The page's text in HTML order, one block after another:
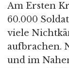
Am Ersten
60.000
viele
aufbrachen.
und im